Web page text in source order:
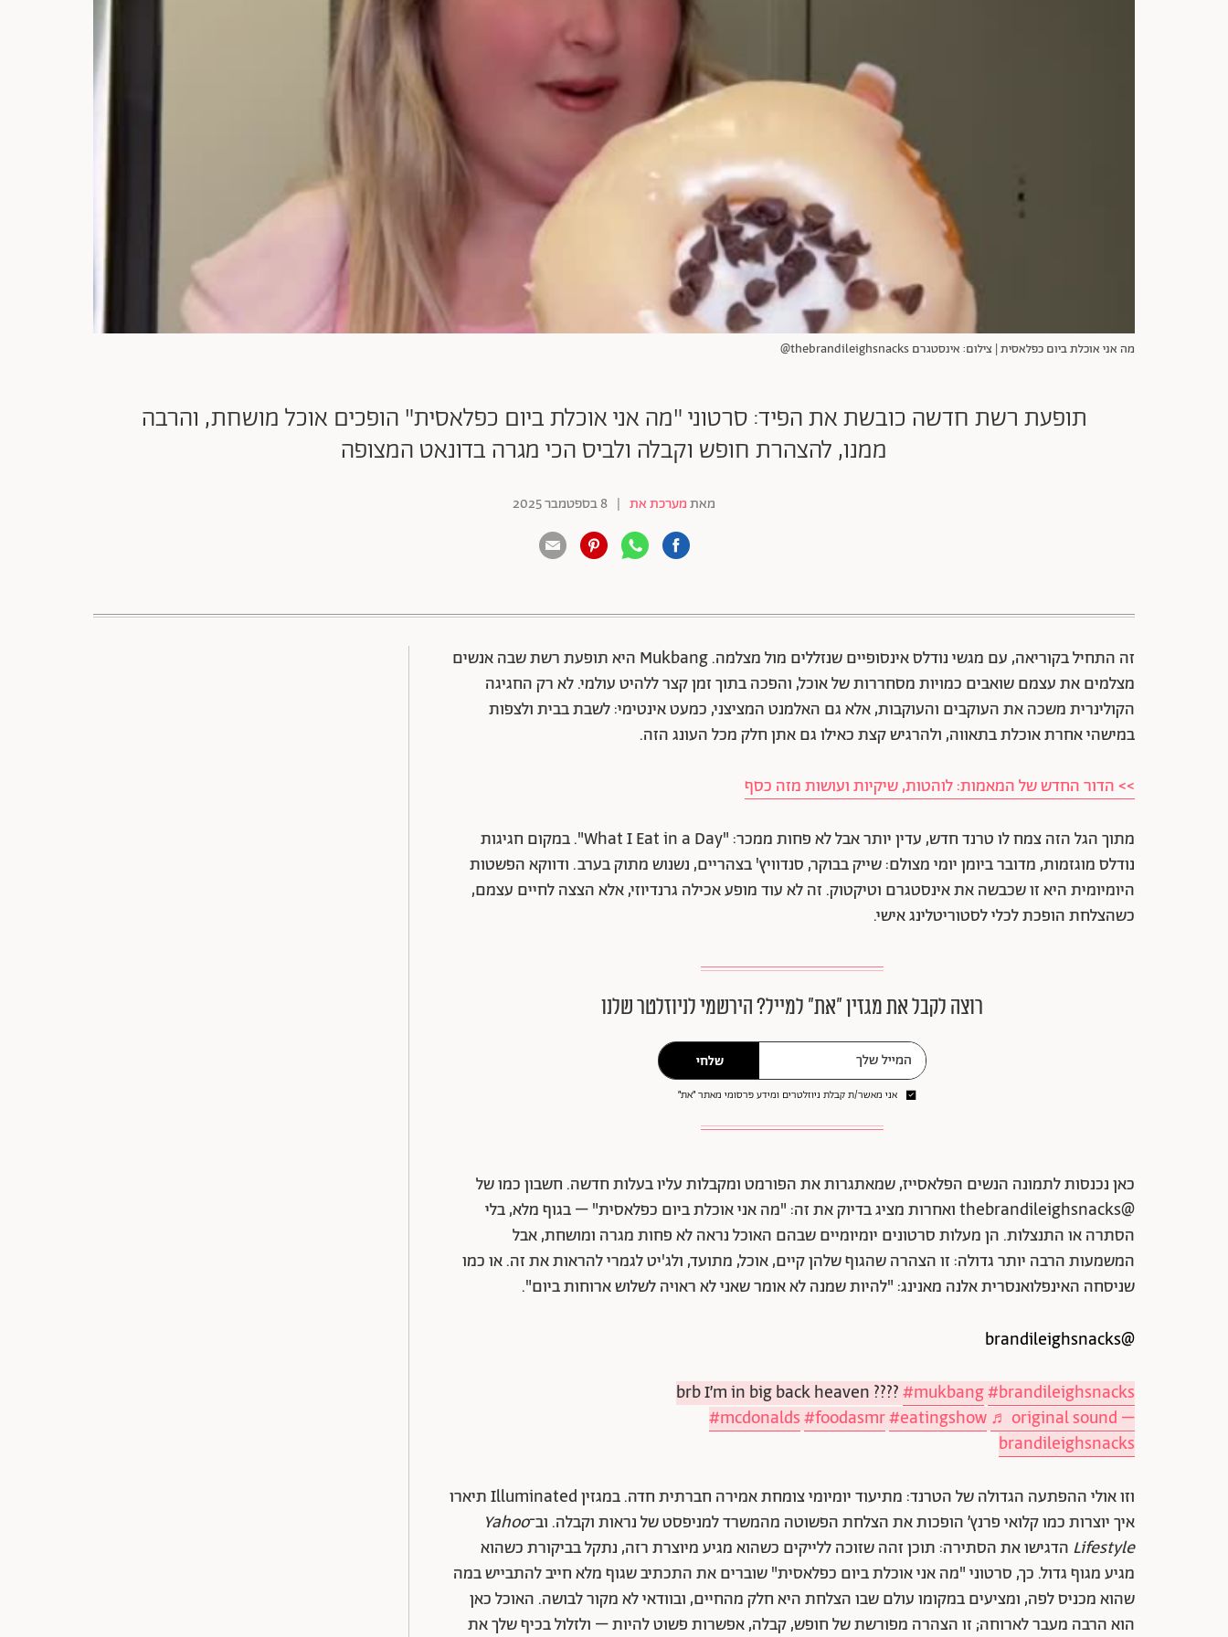
מה אני אוכלת ביום כפלאסית | צילום: אינסטגרם thebrandileighsnacks@
תופעת רשת חדשה כובשת את הפיד: סרטוני "מה אני אוכלת ביום כפלאסית" הופכים אוכל מושחת, והרבה
ממנו, להצהרת חופש וקבלה ולביס הכי מגרה בדונאט המצופה
מאתמערכת את | 8 בספטמבר 2025
זה התחיל בקוריאה, עם מגשי נודלס אינסופיים שנזללים מול מצלמה. Mukbang היא תופעת רשת שבה אנשים
מצלמים את עצמם שואבים כמויות מסחררות של אוכל, והפכה בתוך זמן קצר ללהיט עולמי. לא רק החגיגה
הקולינרית משכה את העוקבים והעוקבות, אלא גם האלמנט המציצני, כמעט אינטימי: לשבת בבית ולצפות
במישהי אחרת אוכלת בתאווה, ולהרגיש קצת כאילו גם אתן חלק מכל העונג הזה.
>> הדור החדש של המאמות: לוהטות, שיקיות ועושות מזה כסף
מתוך הגל הזה צמח לו טרנד חדש, עדין יותר אבל לא פחות ממכר: "What I Eat in a Day". במקום חגיגות
נודלס מוגזמות, מדובר ביומן יומי מצולם: שייק בבוקר, סנדוויץ' בצהריים, נשנוש מתוק בערב. ודווקא הפשטות
היומיומית היא זו שכבשה את אינסטגרם וטיקטוק. זה לא עוד מופע אכילה גרנדיוזי, אלא הצצה לחיים עצמם,
כשהצלחת הופכת לכלי לסטוריטלינג אישי.
רוצה לקבל את מגזין ״את״ למייל? הירשמי לניוזלטר שלנו
שלחי
אני מאשר/ת קבלת ניוזלטרים ומידע פרסומי מאתר ״את״
כאן נכנסות לתמונה הנשים הפלאסייז, שמאתגרות את הפורמט ומקבלות עליו בעלות חדשה. חשבון כמו של
@thebrandileighsnacks ואחרות מציג בדיוק את זה: "מה אני אוכלת ביום כפלאסית" – בגוף מלא, בלי
הסתרה או התנצלות. הן מעלות סרטונים יומיומיים שבהם האוכל נראה לא פחות מגרה ומושחת, אבל
המשמעות הרבה יותר גדולה: זו הצהרה שהגוף שלהן קיים, אוכל, מתועד, ולג'יט לגמרי להראות את זה. או כמו
שניסחה האינפלואנסרית אלנה מאנינג: "להיות שמנה לא אומר שאני לא ראויה לשלוש ארוחות ביום".
@brandileighsnacks
brb I’m in big back heaven ????#mukbang#brandileighsnacks
#mcdonalds#foodasmr#eatingshow ♬ original sound –
brandileighsnacks
וזו אולי ההפתעה הגדולה של הטרנד: מתיעוד יומיומי צומחת אמירה חברתית חדה. במגזין Illuminated תיארו
איך יוצרות כמו קלואי פרנץ’ הופכות את הצלחת הפשוטה מהמשרד למניפסט של נראות וקבלה. וב־Yahoo
Lifestyle הדגישו את הסתירה: תוכן זהה שזוכה ללייקים כשהוא מגיע מיוצרת רזה, נתקל בביקורת כשהוא
מגיע מגוף גדול. כך, סרטוני "מה אני אוכלת ביום כפלאסית" שוברים את התכתיב שגוף מלא חייב להתבייש במה
שהוא מכניס לפה, ומציעים במקומו עולם שבו הצלחת היא חלק מהחיים, ובוודאי לא מקור לבושה. האוכל כאן
הוא הרבה מעבר לארוחה; זו הצהרה מפורשת של חופש, קבלה, אפשרות פשוט להיות – ולזלול בכיף שלך את